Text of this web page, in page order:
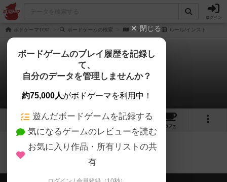
ログイン
ボドゲーマTOP ボードゲームの検索 イゾルデ ルール/インスト
イゾルデ
0件のルール/インスト
6 3
カフェ
イゾルデのトップに戻る
閉じる
ボードゲームのプレイ履歴を記録し
て、
自分のデータを管理しませんか？
約75,000人がボドゲーマを利用中！
遊んだボードゲームを記録する
気になるゲームのレビューを読む
お気に入り作品・所有リストの共
有